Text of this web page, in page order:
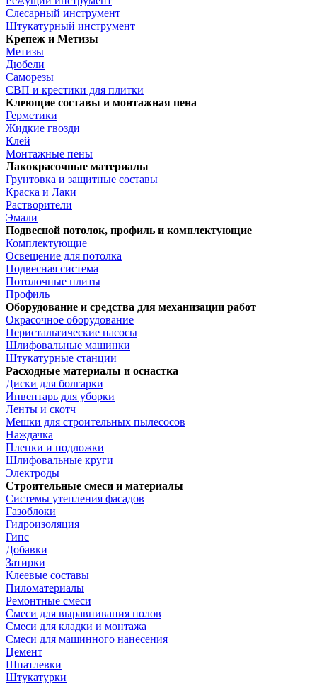
Слесарный инструмент
Штукатурный инструмент
Крепеж и Метизы
Метизы
Дюбели
Саморезы
СВП и крестики для плитки
Клеющие составы и монтажная пена
Герметики
Жидкие гвозди
Клей
Монтажные пены
Лакокрасочные материалы
Грунтовка и защитные составы
Краска и Лаки
Растворители
Эмали
Подвесной потолок, профиль и комплектующие
Комплектующие
Освещение для потолка
Подвесная система
Потолочные плиты
Профиль
Оборудование и средства для механизации работ
Окрасочное оборудование
Перистальтические насосы
Шлифовальные машинки
Штукатурные станции
Расходные материалы и оснастка
Диски для болгарки
Инвентарь для уборки
Ленты и скотч
Мешки для строительных пылесосов
Наждачка
Пленки и подложки
Шлифовальные круги
Электроды
Строительные смеси и материалы
Системы утепления фасадов
Газоблоки
Гидроизоляция
Гипс
Добавки
Затирки
Клеевые составы
Пиломатериалы
Ремонтные смеси
Смеси для выравнивания полов
Смеси для кладки и монтажа
Смеси для машинного нанесения
Цемент
Шпатлевки
Штукатурки